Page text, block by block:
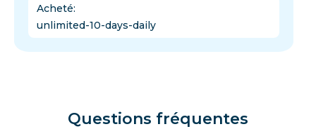
Acheté:
unlimited-10-days-daily
Questions fréquentes